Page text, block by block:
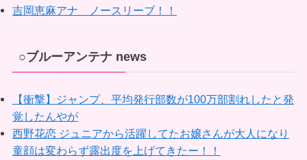
吉岡恵麻アナ ノースリーブ！！
○ブルーアンテナ news
【衝撃】ジャンプ、平均発行部数が100万部割れしたと発
覚したんやが
西野花恋 ジュニアから活躍してたお嬢さんが大人になり
童顔は変わらず露出度を上げてきたー！！